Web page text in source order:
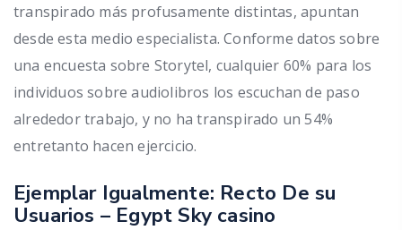
transpirado más profusamente distintas, apuntan
desde esta medio especialista. Conforme datos sobre
una encuesta sobre Storytel, cualquier 60% para los
individuos sobre audiolibros los escuchan de paso
alrededor trabajo, y no ha transpirado un 54%
entretanto hacen ejercicio.
Ejemplar Igualmente: Recto De su
Usuarios – Egypt Sky casino